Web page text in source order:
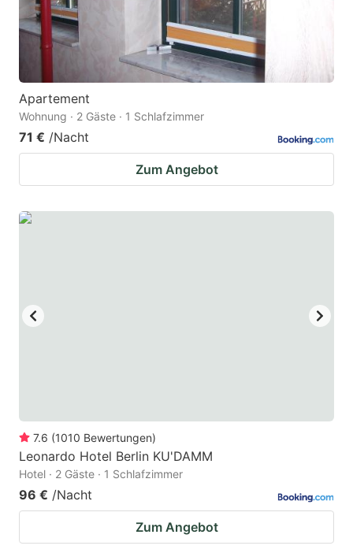
Apartement
Wohnung · 2 Gäste · 1 Schlafzimmer
71 € /Nacht
Zum Angebot
7.6 (1010 Bewertungen)
Leonardo Hotel Berlin KU'DAMM
Hotel · 2 Gäste · 1 Schlafzimmer
96 € /Nacht
Zum Angebot